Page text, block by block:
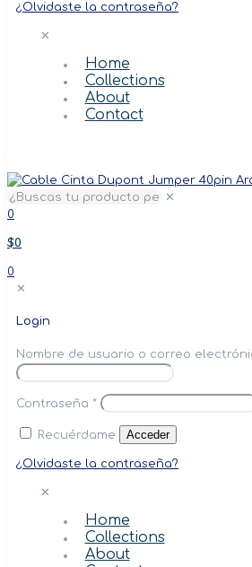
¿Olvidaste la contraseña?
✕
Home
Collections
About
Contact
✕
0
$0
0
✕
Login
Nombre de usuario o correo
Contraseña *
Recuérdame Acceder
¿Olvidaste la contraseña?
✕
Home
Collections
About